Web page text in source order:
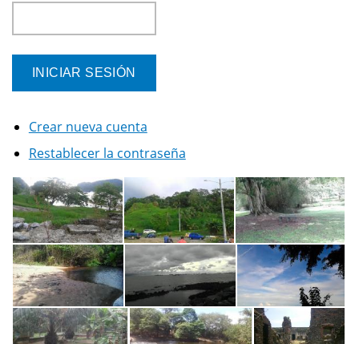
Crear nueva cuenta
Restablecer la contraseña